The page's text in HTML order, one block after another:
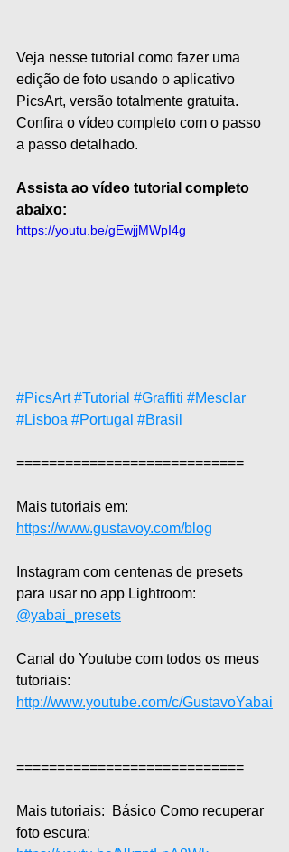
Veja nesse tutorial como fazer uma
edição de foto usando o aplicativo
PicsArt, versão totalmente gratuita.
Confira o vídeo completo com o passo
a passo detalhado.
Assista ao vídeo tutorial completo
abaixo:
https://youtu.be/gEwjjMWpI4g
#PicsArt #Tutorial #Graffiti #Mesclar
#Lisboa #Portugal #Brasil
============================
Mais tutoriais em:
https://www.gustavoy.com/blog
Instagram com centenas de presets
para usar no app Lightroom:
@yabai_presets
Canal do Youtube com todos os meus
tutoriais:
http://www.youtube.com/c/GustavoYabai
============================
Mais tutoriais:  Básico Como recuperar
foto escura: